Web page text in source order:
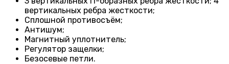
вертикальных ребра жесткости;
Сплошной противосъём;
Антишум;
Магнитный уплотнитель;
Регулятор защелки;
Безосевые петли.